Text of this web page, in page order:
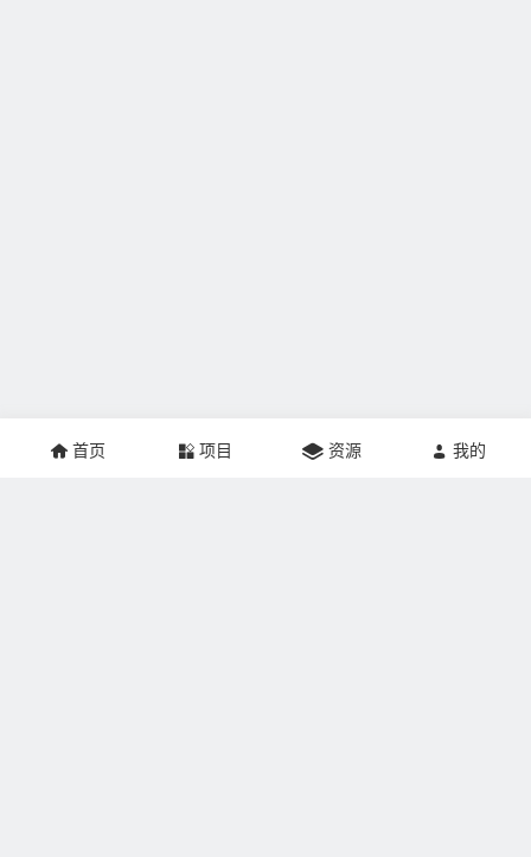
首页 项目 资源 我的